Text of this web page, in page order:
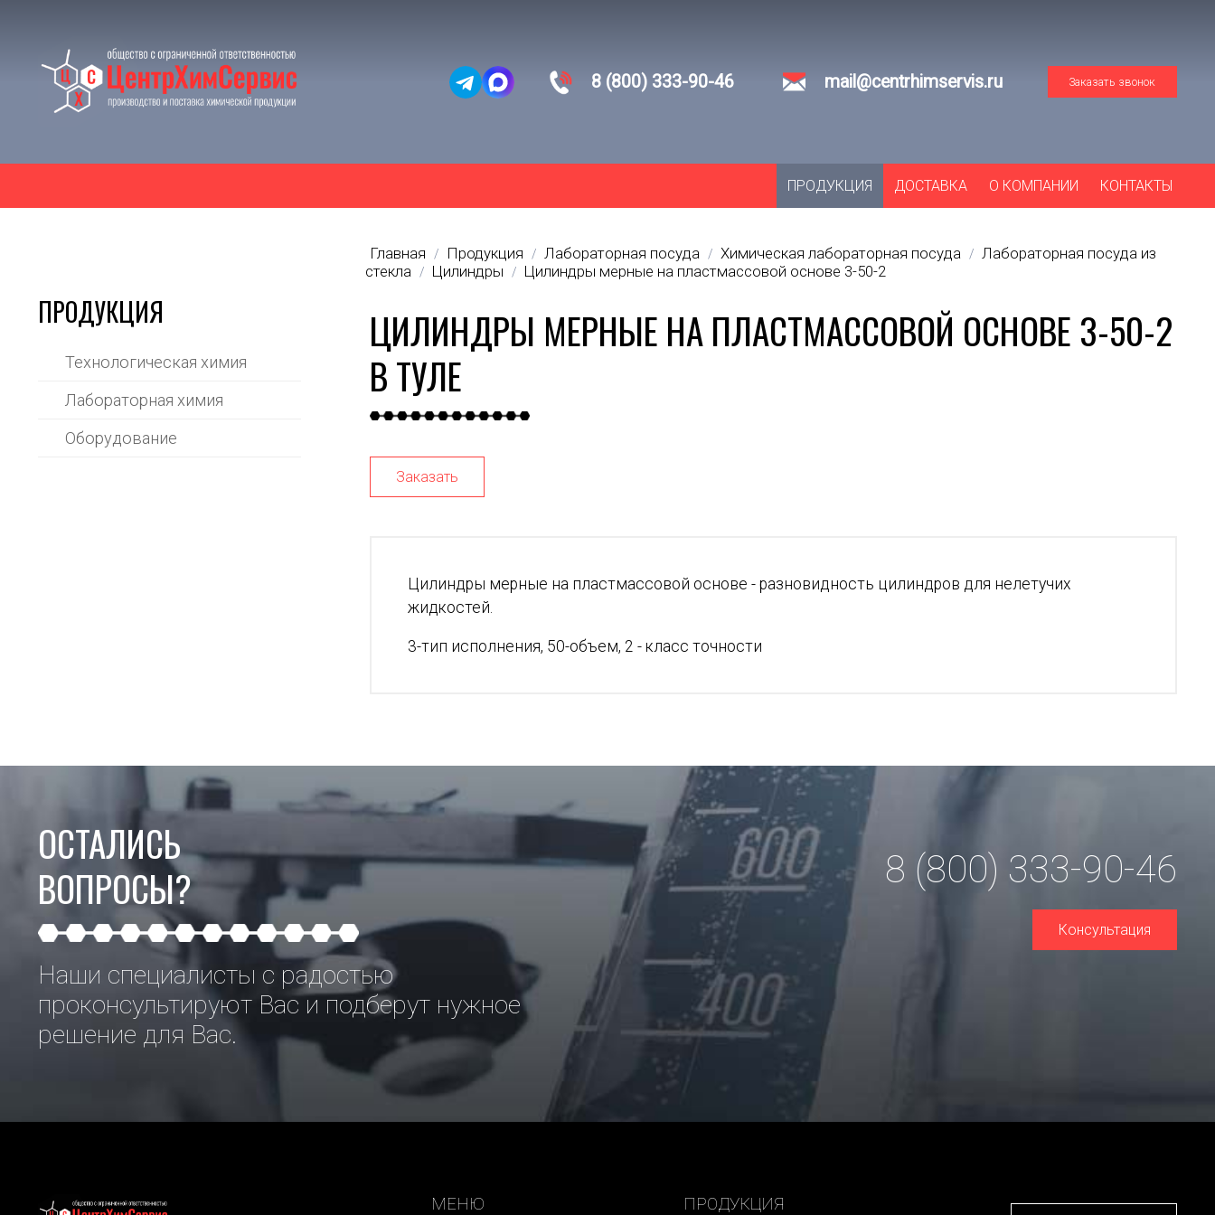
8 (800) 333-90-46 mail@centrhimservis.ru Заказать звонок
ПРОДУКЦИЯ ДОСТАВКА О КОМПАНИИ КОНТАКТЫ
ПРОДУКЦИЯ
Технологическая химия
Лабораторная химия
Оборудование
Главная / Продукция / Лабораторная посуда / Химическая лабораторная посуда / Лабораторная посуда из
стекла
/ Цилиндры / Цилиндры мерные на пластмассовой основе 3-50-2
ЦИЛИНДРЫ МЕРНЫЕ НА ПЛАСТМАССОВОЙ ОСНОВЕ 3-50-2
В ТУЛЕ
Заказать
Цилиндры мерные на пластмассовой основе - разновидность цилиндров для нелетучих
жидкостей.
3-тип исполнения, 50-объем, 2 - класс точности
ОСТАЛИСЬ
ВОПРОСЫ?
Наши специалисты с радостью
проконсультируют Вас и подберут нужное
решение для Вас.
8 (800) 333-90-46
Консультация
МЕНЮ ПРОДУКЦИЯ